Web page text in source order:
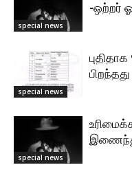
special news
-ஒற்றர்
special news
பிறந்தது
special news